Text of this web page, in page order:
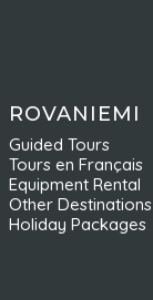
ROVANIEMI
Guided Tours
Tours en Français
Equipment Rental
Other Destinations
Holiday Packages